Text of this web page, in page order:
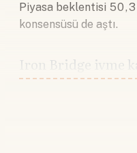
Piyasa beklentisi
konsensüsü de aştı.
Iron Bridge ivme